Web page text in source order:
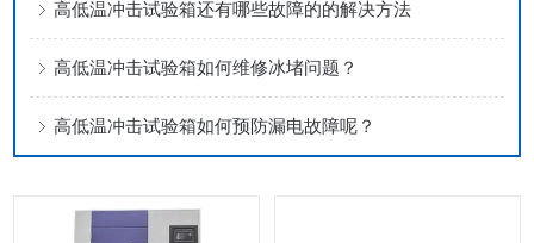
高低温冲击试验箱还有哪些故障的的解决方法
高低温冲击试验箱如何维修冰堵问题？
高低温冲击试验箱如何预防漏电故障呢？